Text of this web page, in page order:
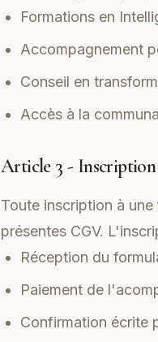
Formations en
Accompagnement
Conseil en
Accès à la
Article 3 - Inscription
Toute inscription à
présentes CGV.
Réception du
Paiement de
Confirmation écrite